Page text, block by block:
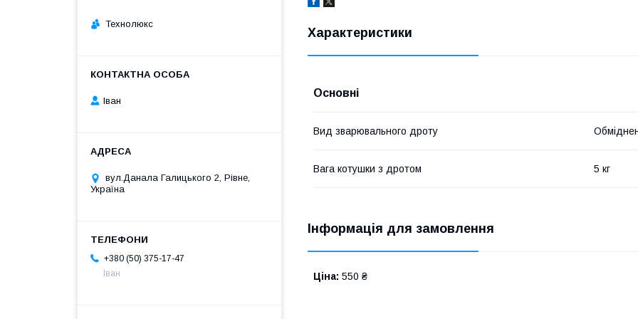
Характеристики
Основні
Вид зварювального дроту
Вага котушки з дротом 5 кг
Інформація для замовлення
Ціна: 550 ₴
Технолюкс
Іван
вул.Данала Галицького 2, Рівне,
Україна
+380 (50) 375-17-47
Іван